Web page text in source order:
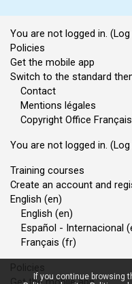
If you continue browsing
You are not logged in. (Log
Policies
Get the mobile app
Switch to the standard
Contact
Mentions légales
Copyright Office
You are not logged in. (Log
Training courses
Create an account and
English ‎(en)‎
English ‎(en)‎
Español - Internacional
Français ‎(fr)‎
Policies